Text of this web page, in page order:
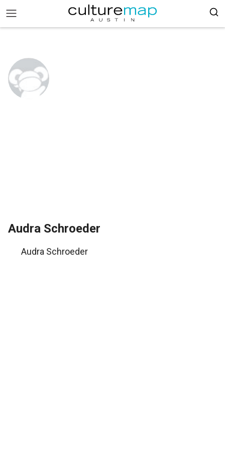
Audra Schroeder
Audra Schroeder